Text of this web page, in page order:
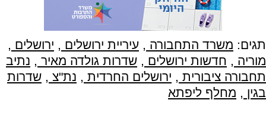
תגים: משרד התחבורה , עיריית ירושלים , ירושלים ,
מוריה , חדשות ירושלים , שדרות גולדה מאיר , נתיב
תחבורה ציבורית , ירושלים החרדית , נת"צ , שדרות
בגין , מחלף ליפתא